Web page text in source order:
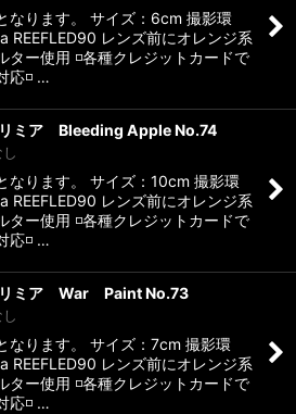
なります。 サイズ：6cm 撮影環
REEFLED90 レンズ前にオレンジ系
ター使用 ◽️各種クレジットカードで
応◽️ …
ミア Bleeding Apple No.74
なります。 サイズ：10cm 撮影環
REEFLED90 レンズ前にオレンジ系
ター使用 ◽️各種クレジットカードで
応◽️ …
ミア War Paint No.73
なります。 サイズ：7cm 撮影環
REEFLED90 レンズ前にオレンジ系
ター使用 ◽️各種クレジットカードで
応◽️ …